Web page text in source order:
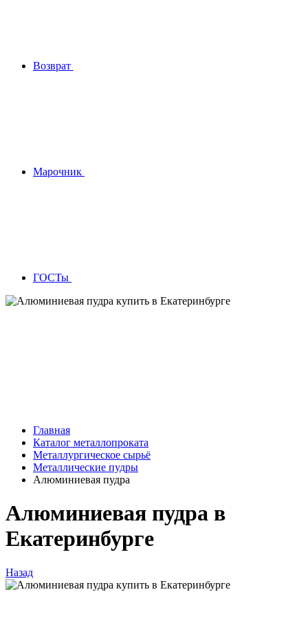
Возврат
Марочник
ГОСТы
Главная
Каталог металлопроката
Металлургическое сырьё
Металлические пудры
Алюминиевая пудра
Алюминиевая пудра в
Екатеринбурге
Назад